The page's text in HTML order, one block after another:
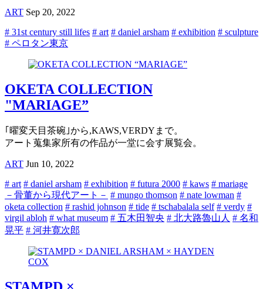
ART Sep 20, 2022
# 31st century still lifes # art # daniel arsham # exhibition # sculpture
# ペロタン東京
OKETA COLLECTION
"MARIAGE”
｢曜変天目茶碗｣から,KAWS,VERDYまで。
アート蒐集家所有の作品が一堂に会す展覧会。
ART Jun 10, 2022
# art # daniel arsham # exhibition # futura 2000 # kaws # mariage
－骨董から現代アート－ # mungo thomson # nate lowman #
oketa collection # rashid johnson # tide # tschabalala self # verdy #
virgil abloh # what museum # 五木田智央 # 北大路魯山人 # 名和
晃平 # 河井寛次郎